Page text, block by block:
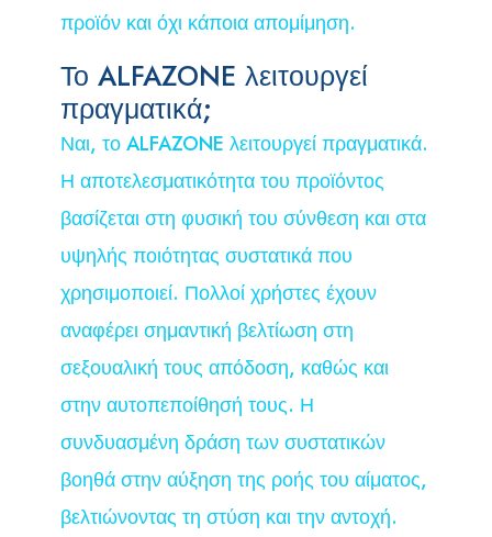
προϊόν και όχι κάποια απομίμηση.
Το ALFAZONE λειτουργεί
πραγματικά;
Ναι, το ALFAZONE λειτουργεί πραγματικά.
Η αποτελεσματικότητα του προϊόντος
βασίζεται στη φυσική του σύνθεση και στα
υψηλής ποιότητας συστατικά που
χρησιμοποιεί. Πολλοί χρήστες έχουν
αναφέρει σημαντική βελτίωση στη
σεξουαλική τους απόδοση, καθώς και
στην αυτοπεποίθησή τους. Η
συνδυασμένη δράση των συστατικών
βοηθά στην αύξηση της ροής του αίματος,
βελτιώνοντας τη στύση και την αντοχή.